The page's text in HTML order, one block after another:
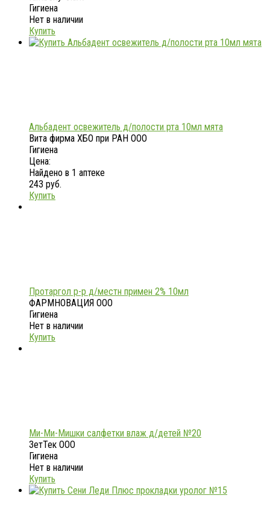
Гигиена
Нет в наличии
Купить
Альбадент освежитель д/полости рта 10мл мята
Вита фирма ХБО при РАН ООО
Гигиена
Цена:
Найдено в 1 аптеке
243 руб.
Купить
Протаргол р-р д/местн примен 2% 10мл
ФАРМНОВАЦИЯ ООО
Гигиена
Нет в наличии
Купить
Ми-Ми-Мишки салфетки влаж д/детей №20
ЗетТек ООО
Гигиена
Нет в наличии
Купить